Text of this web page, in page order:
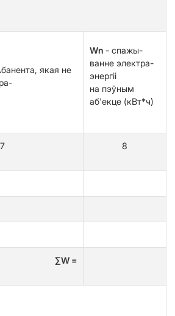
якая не
Wn - спажы-
ванне электра-
энергіі
на пэўным
аб'екце (кВт*ч)
7 8
∑W =